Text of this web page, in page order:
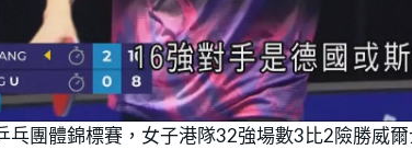
乓團體錦標賽，女子港隊32強場數3比2險勝威